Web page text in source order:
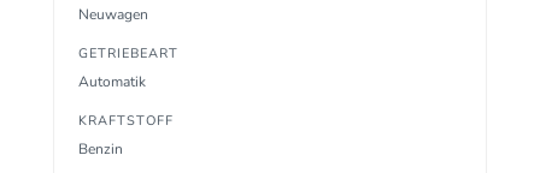
Neuwagen
GETRIEBEART
Automatik
KRAFTSTOFF
Benzin